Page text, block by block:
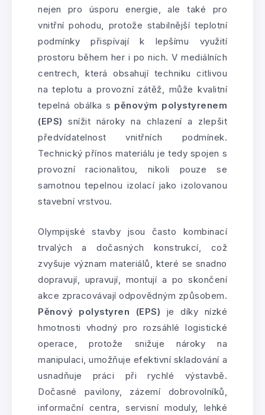
nejen pro úsporu energie, ale také pro
vnitřní pohodu, protože stabilnější teplotní
podmínky přispívají k lepšímu využití
prostoru během her i po nich. V mediálních
centrech, která obsahují techniku citlivou
na teplotu a provozní zátěž, může kvalitní
tepelná obálka s pěnovým polystyrenem
(EPS) snížit nároky na chlazení a zlepšit
předvídatelnost vnitřních podmínek.
Technický přínos materiálu je tedy spojen s
provozní racionalitou, nikoli pouze se
samotnou tepelnou izolací jako izolovanou
stavební vrstvou.
Olympijské stavby jsou často kombinací
trvalých a dočasných konstrukcí, což
zvyšuje význam materiálů, které se snadno
dopravují, upravují, montují a po skončení
akce zpracovávají odpovědným způsobem.
Pěnový polystyren (EPS) je díky nízké
hmotnosti vhodný pro rozsáhlé logistické
operace, protože snižuje nároky na
manipulaci, umožňuje efektivní skladování a
usnadňuje práci při rychlé výstavbě.
Dočasné pavilony, zázemí dobrovolníků,
informační centra, servisní moduly, lehké